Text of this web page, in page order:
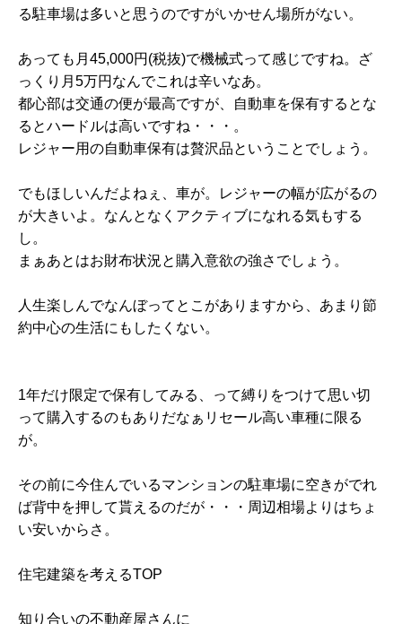
る駐車場は多いと思うのですがいかせん場所がない。
あっても月45,000円(税抜)で機械式って感じですね。ざ
っくり月5万円なんでこれは辛いなあ。
都心部は交通の便が最高ですが、自動車を保有するとな
るとハードルは高いですね・・・。
レジャー用の自動車保有は贅沢品ということでしょう。
でもほしいんだよねぇ、車が。レジャーの幅が広がるの
が大きいよ。なんとなくアクティブになれる気もする
し。
まぁあとはお財布状況と購入意欲の強さでしょう。
人生楽しんでなんぼってとこがありますから、あまり節
約中心の生活にもしたくない。
1年だけ限定で保有してみる、って縛りをつけて思い切
って購入するのもありだなぁリセール高い車種に限る
が。
その前に今住んでいるマンションの駐車場に空きがでれ
ば背中を押して貰えるのだが・・・周辺相場よりはちょ
い安いからさ。
住宅建築を考えるTOP
知り合いの不動産屋さんに